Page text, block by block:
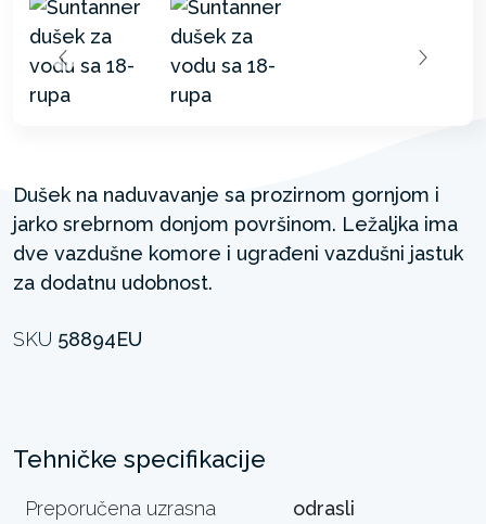
Dušek na naduvavanje sa prozirnom gornjom i
jarko srebrnom donjom površinom. Ležaljka ima
dve vazdušne komore i ugrađeni vazdušni jastuk
za dodatnu udobnost.
SKU 58894EU
Tehničke specifikacije
Preporučena uzrasna
odrasli